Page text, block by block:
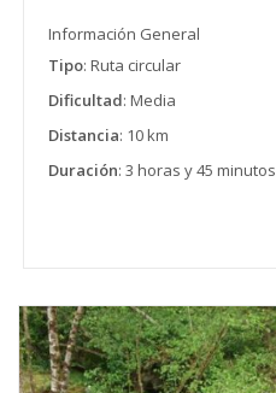
Información General
Tipo: Ruta circular
Dificultad: Media
Distancia: 10 km
Duración: 3 horas y 45 minutos